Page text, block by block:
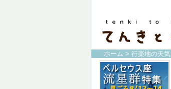
ホーム > 行楽地の天気